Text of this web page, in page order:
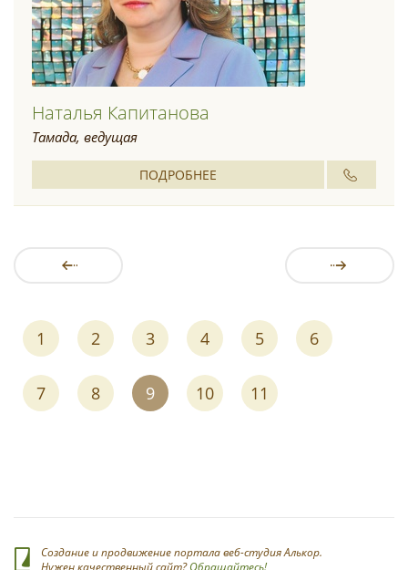
Наталья Капитанова
Тамада, ведущая
ПОДРОБНЕЕ
1 2 3 4 5 6
7 8 9 10 11
Создание и продвижение портала веб-студия Алькор.
Нужен качественный сайт?Обращайтесь!